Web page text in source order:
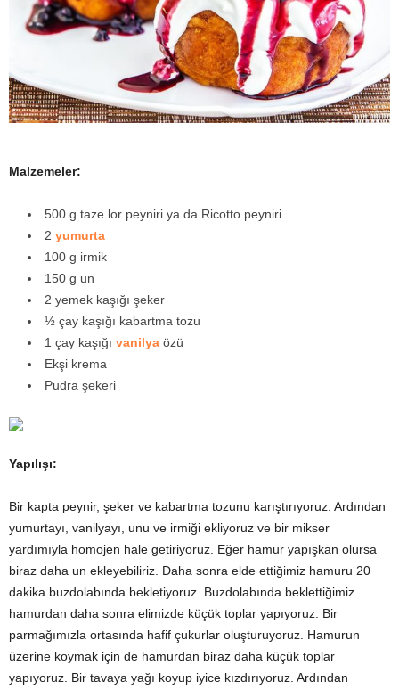
Malzemeler:
500 g taze lor peyniri ya da Ricotto peyniri
2 yumurta
100 g irmik
150 g un
2 yemek kaşığı şeker
½ çay kaşığı kabartma tozu
1 çay kaşığı vanilya özü
Ekşi krema
Pudra şekeri
Yapılışı:
Bir kapta peynir, şeker ve kabartma tozunu karıştırıyoruz. Ardından
yumurtayı, vanilyayı, unu ve irmiği ekliyoruz ve bir mikser
yardımıyla homojen hale getiriyoruz. Eğer hamur yapışkan olursa
biraz daha un ekleyebiliriz. Daha sonra elde ettiğimiz hamuru 20
dakika buzdolabında bekletiyoruz. Buzdolabında beklettiğimiz
hamurdan daha sonra elimizde küçük toplar yapıyoruz. Bir
parmağımızla ortasında hafif çukurlar oluşturuyoruz. Hamurun
üzerine koymak için de hamurdan biraz daha küçük toplar
yapıyoruz. Bir tavaya yağı koyup iyice kızdırıyoruz. Ardından